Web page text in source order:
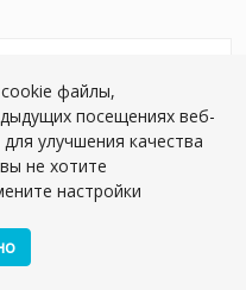
файлы,
посещениях веб-
улучшения качества
не хотите
настройки